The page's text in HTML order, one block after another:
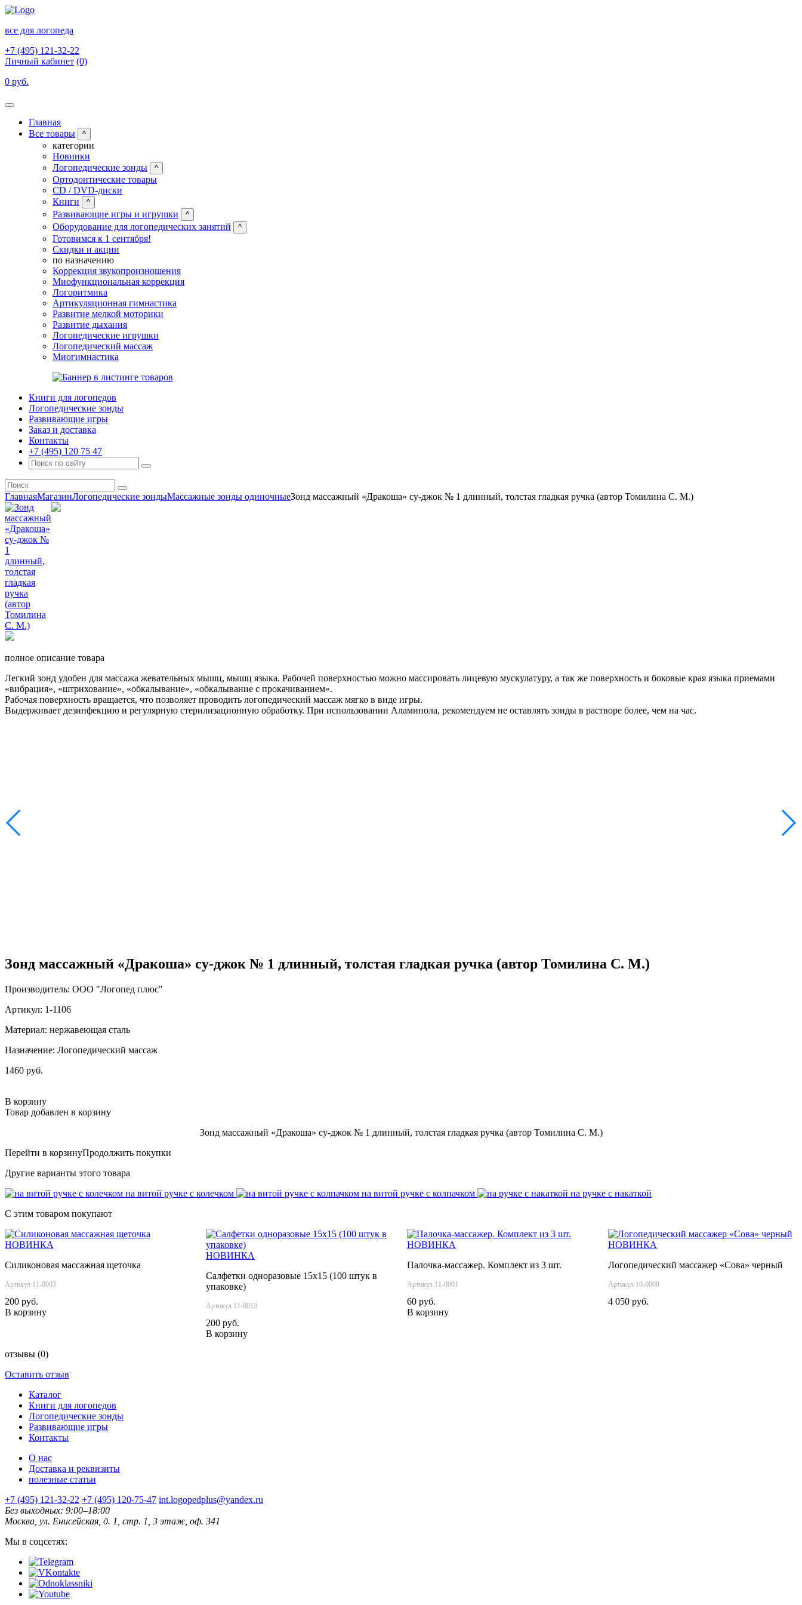
все для логопеда
+7 (495) 121-32-22
Личный кабинет (0)
0 руб.
Главная
Все товары
^
категории
Новинки
Логопедические зонды
^
Ортодонтические товары
CD / DVD-диски
Книги
^
Развивающие игры и игрушки ^
Оборудование для логопедических занятий ^
Готовимся к 1 сентября!
Скидки и акции
по назначению
Коррекция звукопроизношения
Миофункциональная коррекция
Логоритмика
Артикуляционная гимнастика
Развитие мелкой моторики
Развитие дыхания
Логопедические игрушки
Логопедический массаж
Миогимнастика
Книги для логопедов
Логопедические зонды
Развивающие игры
Заказ и доставка
Контакты
+7 (495) 120 75 47
ГлавнаяМагазинЛогопедические зондыМассажные зонды одиночныеЗонд массажный «Дракоша» су-джок № 1 длинный, толстая гладкая ручка (автор Томилина С. М.)
полное описание товара
Легкий зонд удобен для массажа жевательных мышц, мышц языка. Рабочей поверхностью можно массировать лицевую мускулатуру, а так же поверхность и боковые края языка приемами
«вибрация», «штрихование», «обкалывание», «обкалывание с прокачиванием».
Рабочая поверхность вращается, что позволяет проводить логопедический массаж мягко в виде игры.
Выдерживает дезинфекцию и регулярную стерилизационную обработку. При использовании Аламинола, рекомендуем не оставлять зонды в растворе более, чем на час.
Зонд массажный «Дракоша» су-джок № 1 длинный, толстая гладкая ручка (автор Томилина С. М.)
Производитель: ООО "Логопед плюс"
Артикул: 1-1106
Материал: нержавеющая сталь
Назначение: Логопедический массаж
1460 руб.
В корзину
Товар добавлен в корзину
Зонд массажный «Дракоша» су-джок № 1 длинный, толстая гладкая ручка (автор Томилина С. М.)
Перейти в корзинуПродолжить покупки
Другие варианты этого товара
на витой ручке с колечком
на витой ручке с колпачком
на ручке с накаткой
С этим товаром покупают
НОВИНКА
Силиконовая массажная щеточка
Артикул 11-0003
200 руб.
В корзину
НОВИНКА
Салфетки одноразовые 15х15 (100 штук в
упаковке)
Артикул 11-0013
200 руб.
В корзину
НОВИНКА
Палочка-массажер. Комплект из 3 шт.
Артикул 11-0001
60 руб.
В корзину
НОВИНКА
Логопедический массажер «Сова» черный
Артикул 10-0008
4 050 руб.
отзывы (0)
Оставить отзыв
Каталог
Книги для логопедов
Логопедические зонды
Развивающие игры
Контакты
О нас
Доставка и реквизиты
полезные статьи
+7 (495) 121-32-22 +7 (495) 120-75-47 int.logopedplus@yandex.ru
Без выходных: 9:00–18:00
Москва, ул. Енисейская, д. 1, стр. 1, 3 этаж, оф. 341
Мы в соцсетях: